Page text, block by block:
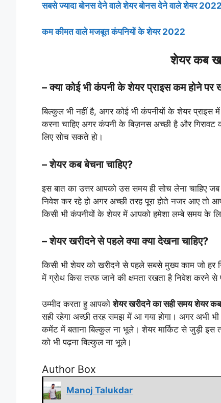
सबसे ज्यादा बोनस देने वाले शेयर बोनस देने वाले शेयर 2022
कम कीमत वाले मजबूत कंपनियों के शेयर 2022
शेयर कब
– क्या कोई भी कंपनी के शेयर प्राइस कम होने पर
बिल्कुल भी नहीं है, अगर कोई भी कंपनीयों के शेयर
करना चाहिए अगर कंपनी के बिज़नस अच्छी है और
लिए सोच सकते हो।
– शेयर कब बेचना चाहिए?
इस बात का उत्तर आपको उस समय ही सोच लेना चाहिए
निवेश कर रहे हो अगर अच्छी तरह पूरा होते नजर आए तो
किसी भी कंपनीयों के शेयर में आपको हमेशा लम्बे समय के
– शेयर खरीदने से पहले क्या क्या देखना चाहिए?
किसी भी शेयर को खरीदने से पहले सबसे मुख्य काम जो हर
में ग्रोथ किस तरफ जाने की क्षमता रखता है निवेश करने से
उम्मीद करता हु आपकोशेयर खरीदने का सही समय शेयर कब
सही रहेगा अच्छी तरह समझ में आ गया होगा। अगर अभी
कमेंट में बताना बिल्कुल ना भूले। शेयर मार्किट से जुड़ी इस
को भी पढ़ना बिल्कुल ना भूले।
Author Box
Manoj Talukdar